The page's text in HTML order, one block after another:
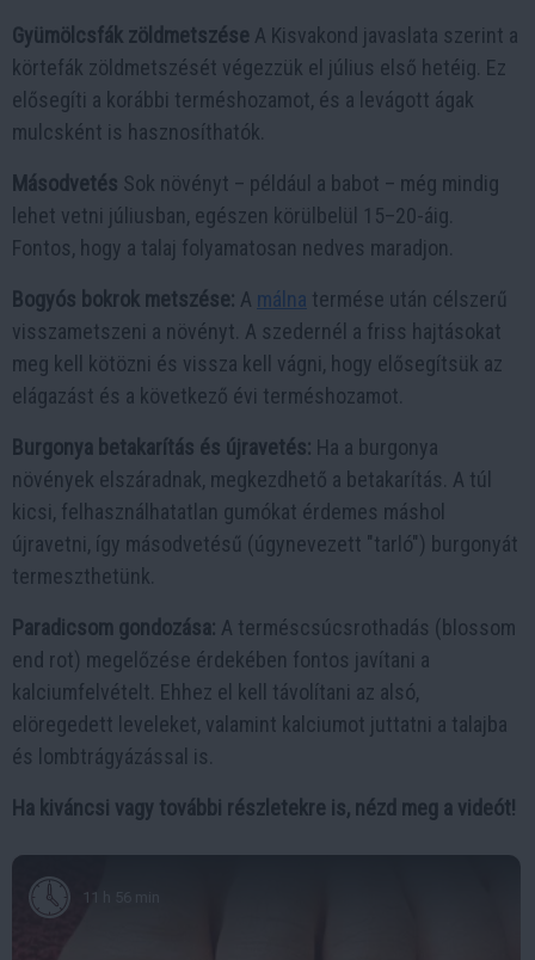
Gyümölcsfák zöldmetszése A Kisvakond javaslata szerint a
körtefák zöldmetszését végezzük el július első hetéig. Ez
elősegíti a korábbi terméshozamot, és a levágott ágak
mulcsként is hasznosíthatók.
Másodvetés Sok növényt – például a babot – még mindig
lehet vetni júliusban, egészen körülbelül 15–20-áig.
Fontos, hogy a talaj folyamatosan nedves maradjon.
Bogyós bokrok metszése: A málna termése után célszerű
visszametszeni a növényt. A szedernél a friss hajtásokat
meg kell kötözni és vissza kell vágni, hogy elősegítsük az
elágazást és a következő évi terméshozamot.
Burgonya betakarítás és újravetés: Ha a burgonya
növények elszáradnak, megkezdhető a betakarítás. A túl
kicsi, felhasználhatatlan gumókat érdemes máshol
újravetni, így másodvetésű (úgynevezett "tarló") burgonyát
termeszthetünk.
Paradicsom gondozása: A terméscsúcsrothadás (blossom
end rot) megelőzése érdekében fontos javítani a
kalciumfelvételt. Ehhez el kell távolítani az alsó,
elöregedett leveleket, valamint kalciumot juttatni a talajba
és lombtrágyázással is.
Ha kiváncsi vagy további részletekre is, nézd meg a videót!
11 h 56 min